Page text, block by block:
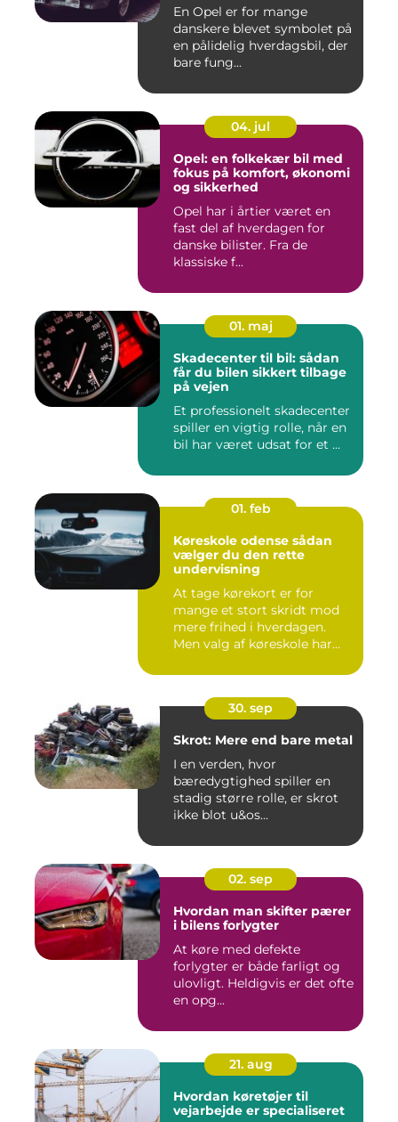
En Opel er for mange
danskere blevet symbolet på
en pålidelig hverdagsbil, der
bare fung...
04. jul
Opel: en folkekær bil med
fokus på komfort, økonomi
og sikkerhed
Opel har i årtier været en
fast del af hverdagen for
danske bilister. Fra de
klassiske f...
01. maj
Skadecenter til bil: sådan
får du bilen sikkert tilbage
på vejen
Et professionelt skadecenter
spiller en vigtig rolle, når en
bil har været udsat for et ...
01. feb
Køreskole odense sådan
vælger du den rette
undervisning
At tage kørekort er for
mange et stort skridt mod
mere frihed i hverdagen.
Men valg af køreskole har...
30. sep
Skrot: Mere end bare metal
I en verden, hvor
bæredygtighed spiller en
stadig større rolle, er skrot
ikke blot u&os...
02. sep
Hvordan man skifter pærer
i bilens forlygter
At køre med defekte
forlygter er både farligt og
ulovligt. Heldigvis er det ofte
en opg...
21. aug
Hvordan køretøjer til
vejarbejde er specialiseret